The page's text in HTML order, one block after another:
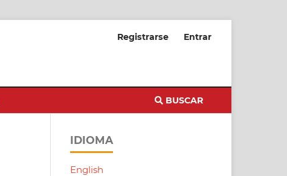
BUSCAR
Registrarse Entrar
IDIOMA
English